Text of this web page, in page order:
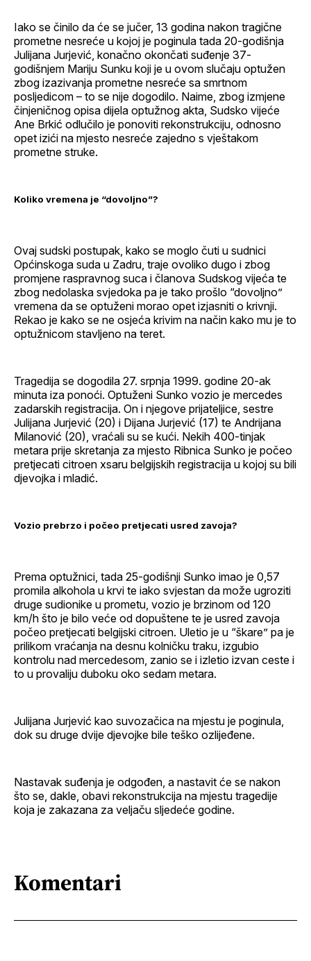
Iako se činilo da će se jučer, 13 godina nakon tragične
prometne nesreće u kojoj je poginula tada 20-godišnja
Julijana Jurjević, konačno okončati suđenje 37-
godišnjem Mariju Sunku koji je u ovom slučaju optužen
zbog izazivanja prometne nesreće sa smrtnom
posljedicom – to se nije dogodilo. Naime, zbog izmjene
činjeničnog opisa dijela optužnog akta, Sudsko vijeće
Ane Brkić odlučilo je ponoviti rekonstrukciju, odnosno
opet izići na mjesto nesreće zajedno s vještakom
prometne struke.
Koliko vremena je “dovoljno”?
Ovaj sudski postupak, kako se moglo čuti u sudnici
Općinskoga suda u Zadru, traje ovoliko dugo i zbog
promjene raspravnog suca i članova Sudskog vijeća te
zbog nedolaska svjedoka pa je tako prošlo “dovoljno”
vremena da se optuženi morao opet izjasniti o krivnji.
Rekao je kako se ne osjeća krivim na način kako mu je to
optužnicom stavljeno na teret.
Tragedija se dogodila 27. srpnja 1999. godine 20-ak
minuta iza ponoći. Optuženi Sunko vozio je mercedes
zadarskih registracija. On i njegove prijateljice, sestre
Julijana Jurjević (20) i Dijana Jurjević (17) te Andrijana
Milanović (20), vraćali su se kući. Nekih 400-tinjak
metara prije skretanja za mjesto Ribnica Sunko je počeo
pretjecati citroen xsaru belgijskih registracija u kojoj su bili
djevojka i mladić.
Vozio prebrzo i počeo pretjecati usred zavoja?
Prema optužnici, tada 25-godišnji Sunko imao je 0,57
promila alkohola u krvi te iako svjestan da može ugroziti
druge sudionike u prometu, vozio je brzinom od 120
km/h što je bilo veće od dopuštene te je usred zavoja
počeo pretjecati belgijski citroen. Uletio je u “škare” pa je
prilikom vraćanja na desnu kolničku traku, izgubio
kontrolu nad mercedesom, zanio se i izletio izvan ceste i
to u provaliju duboku oko sedam metara.
Julijana Jurjević kao suvozačica na mjestu je poginula,
dok su druge dvije djevojke bile teško ozlijeđene.
Nastavak suđenja je odgođen, a nastavit će se nakon
što se, dakle, obavi rekonstrukcija na mjestu tragedije
koja je zakazana za veljaču sljedeće godine.
Komentari